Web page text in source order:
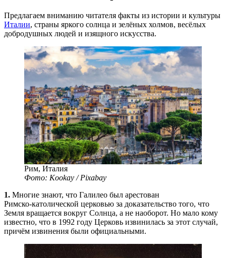
Предлагаем вниманию читателя факты из истории и культуры
Италии, страны яркого солнца и зелёных холмов, весёлых
добродушных людей и изящного искусства.
Рим, Италия
Фото: Kookay / Pixabay
1. Многие знают, что Галилео был арестован
Римско-католической церковью за доказательство того, что
Земля вращается вокруг Солнца, а не наоборот. Но мало кому
известно, что в 1992 году Церковь извинилась за этот случай,
причём извинения были официальными.